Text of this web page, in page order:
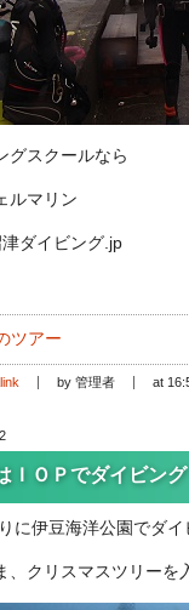
グスクールなら
ルマリン
ダイビング.jp
ツアー
by 管理者 at
ＩＯＰでダイビング
に伊豆海洋公園でダイ
、クリスマスツリーを